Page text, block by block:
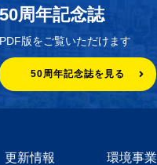
50周年記念誌
PDF版をご覧いただけます
50周年記念誌を見る
更新情報
環境事業